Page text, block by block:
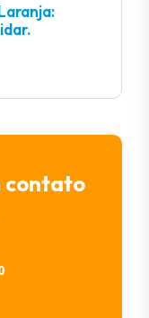
contato